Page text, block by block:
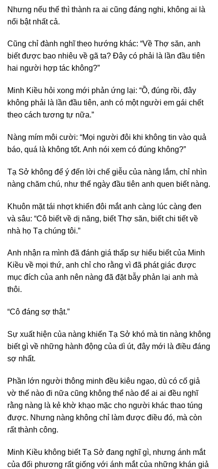
Nhưng nếu thế thì thành ra ai cũng đáng nghi, không ai là
nổi bật nhất cả.
Cũng chỉ đành nghĩ theo hướng khác: “Về Thợ săn, anh
biết được bao nhiêu về gã ta? Đây có phải là lần đầu tiên
hai người hợp tác không?”
Minh Kiều hỏi xong mới phản ứng lại: “Ồ, đúng rồi, đây
không phải là lần đầu tiên, anh có một người em gái chết
theo cách tương tự nữa.”
Nàng mím môi cười: “Mọi người đôi khi không tin vào quả
báo, quá là không tốt. Anh nói xem có đúng không?”
Tạ Sở không để ý đến lời chế giễu của nàng lắm, chỉ nhìn
nàng chăm chú, như thể ngày đầu tiên anh quen biết nàng.
Khuôn mặt tái nhợt khiến đôi mắt anh càng lúc càng đen
và sâu: “Cô biết về dị năng, biết Thợ săn, biết chi tiết về
nhà họ Tạ chúng tôi.”
Anh nhận ra mình đã đánh giá thấp sự hiểu biết của Minh
Kiều về mọi thứ, anh chỉ cho rằng vì đã phát giác được
mục đích của anh nên nàng đã đặt bẫy phản lại anh mà
thôi.
“Cô đáng sợ thật.”
Sự xuất hiện của nàng khiến Tạ Sở khó mà tin nàng không
biết gì về những hành động của dì út, đây mới là điều đáng
sợ nhất.
Phần lớn người thông minh đều kiêu ngạo, dù có cố giả
vờ thế nào đi nữa cũng không thể nào để ai ai đều nghĩ
rằng nàng là kẻ khờ khạo mặc cho người khác thao túng
được. Nhưng nàng không chỉ làm được điều đó, mà còn
rất thành công.
Minh Kiều không biết Tạ Sở đang nghĩ gì, nhưng ánh mắt
của đối phương rất giống với ánh mắt của những khán giả